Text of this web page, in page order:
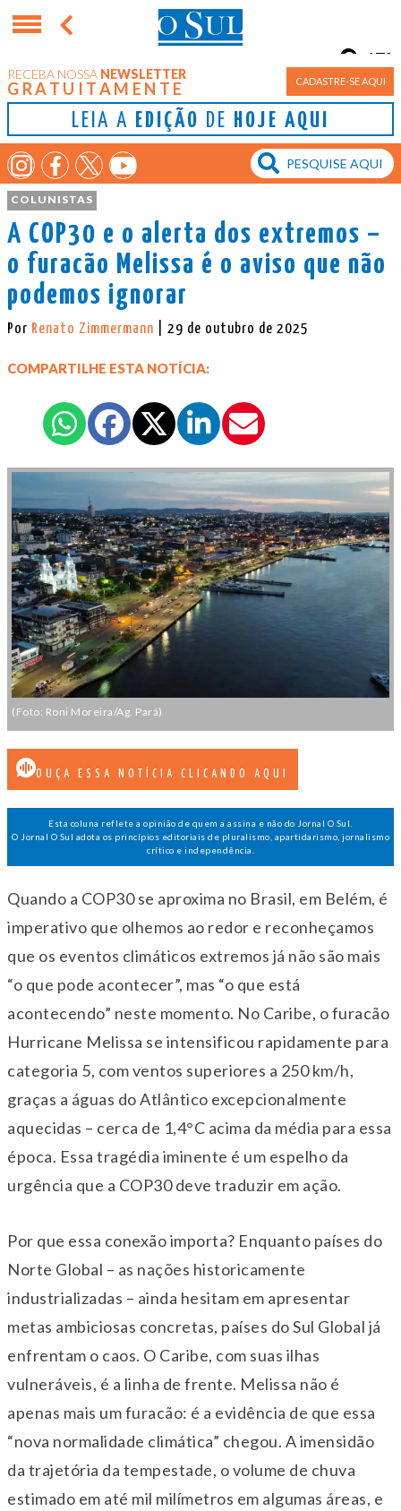
RECEBA NOSSA NEWSLETTER
GRATUITAMENTE CADASTRE-SE AQUI
LEIA A EDIÇÃO DE HOJE AQUI
Porto Alegre
17°
COLUNISTAS
A COP30 e o alerta dos extremos –
o furacão Melissa é o aviso que não
podemos ignorar
Por Renato Zimmermann | 29 de outubro de 2025
COMPARTILHE ESTA NOTÍCIA:
(Foto: Roni Moreira/Ag. Pará)
OUÇA ESSA NOTÍCIA CLICANDO AQUI
Esta coluna reflete a opinião de quem a assina e não do Jornal O Sul.
O Jornal O Sul adota os princípios editoriais de pluralismo, apartidarismo, jornalismo
crítico e independência.
Quando a COP30 se aproxima no Brasil, em Belém, é
imperativo que olhemos ao redor e reconheçamos
que os eventos climáticos extremos já não são mais
“o que pode acontecer”, mas “o que está
acontecendo” neste momento. No Caribe, o furacão
Hurricane Melissa se intensificou rapidamente para
categoria 5, com ventos superiores a 250 km/h,
graças a águas do Atlântico excepcionalmente
aquecidas – cerca de 1,4°C acima da média para essa
época. Essa tragédia iminente é um espelho da
urgência que a COP30 deve traduzir em ação.
Por que essa conexão importa? Enquanto países do
Norte Global – as nações historicamente
industrializadas – ainda hesitam em apresentar
metas ambiciosas concretas, países do Sul Global já
enfrentam o caos. O Caribe, com suas ilhas
vulneráveis, é a linha de frente. Melissa não é
apenas mais um furacão: é a evidência de que essa
“nova normalidade climática” chegou. A imensidão
da trajetória da tempestade, o volume de chuva
estimado em até mil milímetros em algumas áreas, e